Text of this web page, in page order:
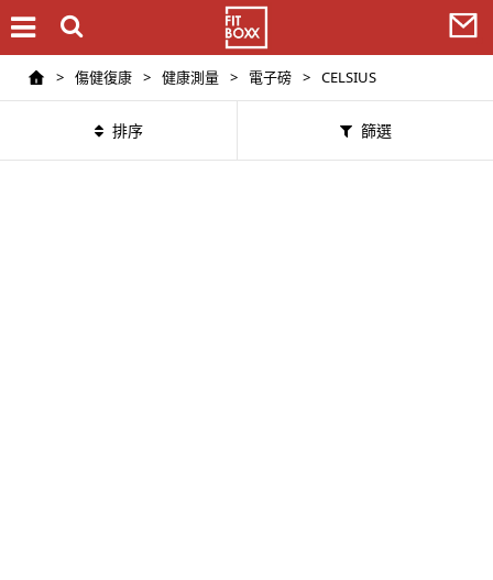
> 傷健復康 > 健康測量 > 電子磅 > CELSIUS
排序 篩選